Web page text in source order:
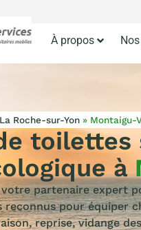
À propos
La Roche-sur-Yon » Montaigu-
toilettes
à
votre partenaire expert
reconnus pour équiper
reprise, vidange